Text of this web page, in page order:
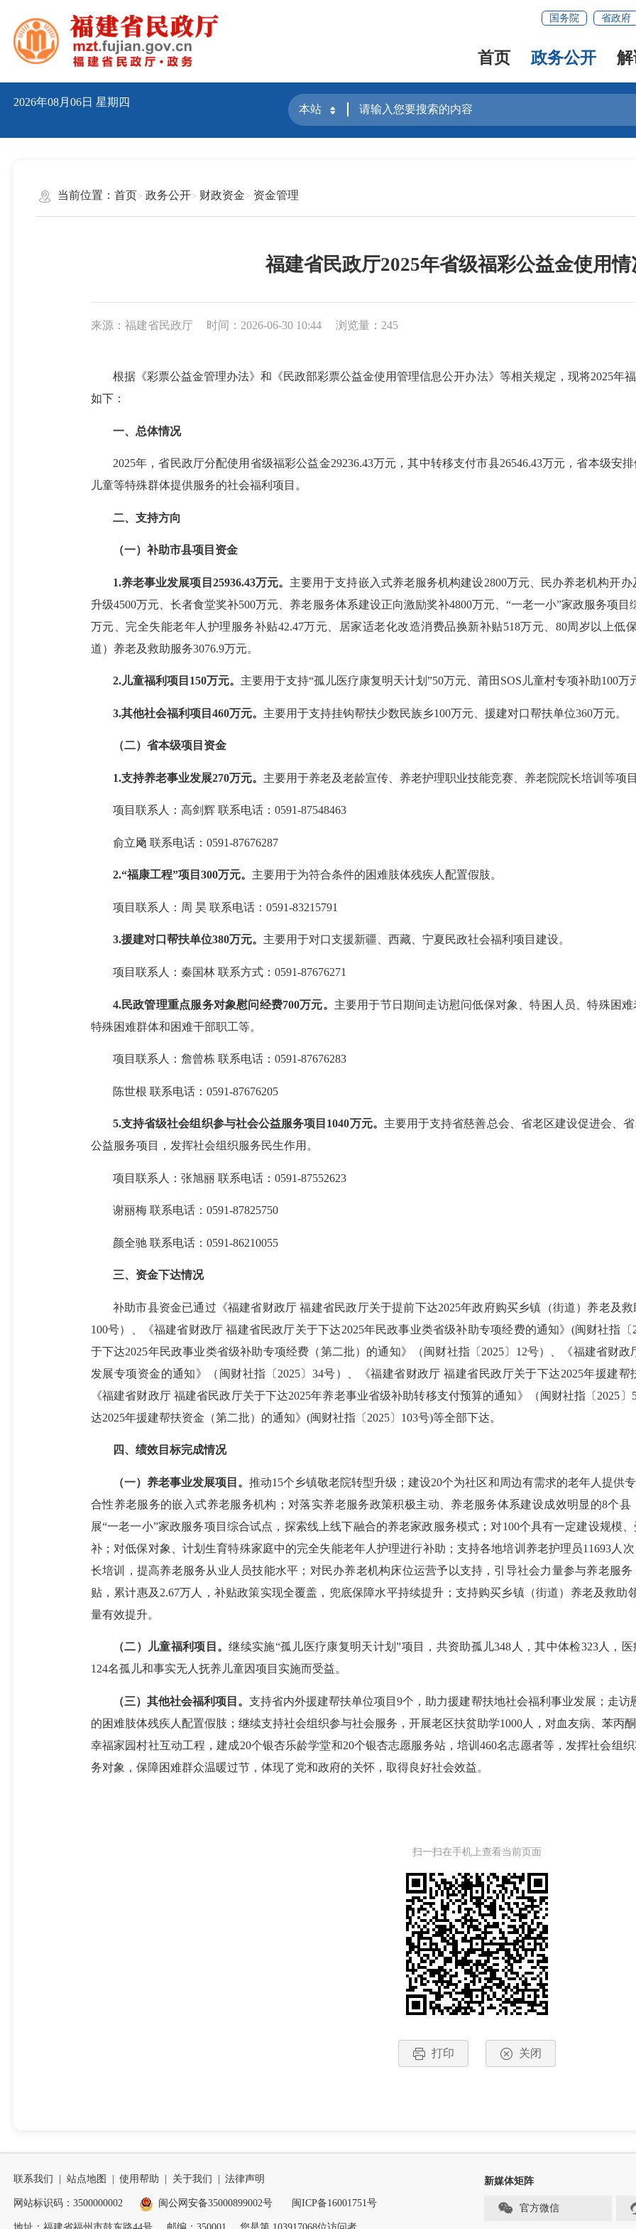
国务院 省政府
首页 政务公开
2026年08月06日 星期四
当前位置： 首页 政务公开 财政资金 资金管理
福建省民政厅2025年省级福彩公益金使用
来源：福建省民政厅 时间：2026-06-30 10:44 浏览量：245
根据《彩票公益金管理办法》和《民政部彩票公益金使用管理信息公开办法》等相关规定，现将2025年
如下：
一、总体情况
2025年，省民政厅分配使用省级福彩公益金29236.43万元，其中转移支付市县26546.43万元，省本级安
儿童等特殊群体提供服务的社会福利项目。
二、支持方向
（一）补助市县项目资金
1.养老事业发展项目25936.43万元。 主要用于支持嵌入式养老服务机构建设2800万元、民办养老机构开
升级4500万元、长者食堂奖补500万元、养老服务体系建设正向激励奖补4800万元、“一老一小”家政服务项
万元、完全失能老年人护理服务补贴42.47万元、居家适老化改造消费品换新补贴518万元、80周岁以上低
道）养老及救助服务3076.9万元。
2.儿童福利项目150万元。 主要用于支持“孤儿医疗康复明天计划”50万元、莆田SOS儿童村专项补助100万
3.其他社会福利项目460万元。 主要用于支持挂钩帮扶少数民族乡100万元、援建对口帮扶单位360万元。
（二）省本级项目资金
1.支持养老事业发展270万元。 主要用于养老及老龄宣传、养老护理职业技能竞赛、养老院院长培训等项目
项目联系人：高剑辉 联系电话：0591-87548463
俞立飏 联系电话：0591-87676287
2.“福康工程”项目300万元。 主要用于为符合条件的困难肢体残疾人配置假肢。
项目联系人：周 昊 联系电话：0591-83215791
3.援建对口帮扶单位380万元。 主要用于对口支援新疆、西藏、宁夏民政社会福利项目建设。
项目联系人：秦国林 联系方式：0591-87676271
4.民政管理重点服务对象慰问经费700万元。 主要用于节日期间走访慰问低保对象、特困人员、特殊困
特殊困难群体和困难干部职工等。
项目联系人：詹曾栋 联系电话：0591-87676283
陈世根 联系电话：0591-87676205
5.支持省级社会组织参与社会公益服务项目1040万元。 主要用于支持省慈善总会、省老区建设促进会、
公益服务项目，发挥社会组织服务民生作用。
项目联系人：张旭丽 联系电话：0591-87552623
谢丽梅 联系电话：0591-87825750
颜全驰 联系电话：0591-86210055
三、资金下达情况
补助市县资金已通过《福建省财政厅 福建省民政厅关于提前下达2025年政府购买乡镇（街道）养老及救
100号）、《福建省财政厅 福建省民政厅关于下达2025年民政事业类省级补助专项经费的通知》(闽财社指
于下达2025年民政事业类省级补助专项经费（第二批）的通知》（闽财社指〔2025〕12号）、《福建省财
发展专项资金的通知》（闽财社指〔2025〕34号）、《福建省财政厅 福建省民政厅关于下达2025年援建帮
《福建省财政厅 福建省民政厅关于下达2025年养老事业省级补助转移支付预算的通知》（闽财社指〔2025
达2025年援建帮扶资金（第二批）的通知》(闽财社指〔2025〕103号)等全部下达。
四、绩效目标完成情况
（一）养老事业发展项目。推动15个乡镇敬老院转型升级；建设20个为社区和周边有需求的老年人提供
合性养老服务的嵌入式养老服务机构；对落实养老服务政策积极主动、养老服务体系建设成效明显的8个
展“一老一小”家政服务项目综合试点，探索线上线下融合的养老家政服务模式；对100个具有一定建设规模
补；对低保对象、计划生育特殊家庭中的完全失能老年人护理进行补助；支持各地培训养老护理员11693人
长培训，提高养老服务从业人员技能水平；对民办养老机构床位运营予以支持，引导社会力量参与养老服
贴，累计惠及2.67万人，补贴政策实现全覆盖，兜底保障水平持续提升；支持购买乡镇（街道）养老及救助
量有效提升。
（二）儿童福利项目。继续实施“孤儿医疗康复明天计划”项目，共资助孤儿348人，其中体检323人，
124名孤儿和事实无人抚养儿童因项目实施而受益。
（三）其他社会福利项目 。支持省内外援建帮扶单位项目9个，助力援建帮扶地社会福利事业发展；走
的困难肢体残疾人配置假肢；继续支持社会组织参与社会服务，开展老区扶贫助学1000人，对血友病、苯丙
幸福家园村社互动工程，建成20个银杏乐龄学堂和20个银杏志愿服务站，培训460名志愿者等，发挥社会组
务对象，保障困难群众温暖过节，体现了党和政府的关怀，取得良好社会效益。
扫一扫在手机上查看当前页面
打印 关闭
联系我们 站点地图 使用帮助 关于我们 法律声明
网站标识码：3500000002 闽公网安备35000899002号 闽ICP备16001751号
新媒体矩阵
官方微信